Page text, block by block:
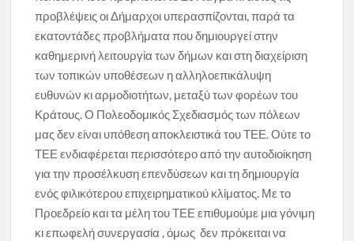
προβλέψεις οι Δήμαρχοι υπερασπίζονται, παρά τα
εκατοντάδες προβλήματα που δημιουργεί στην
καθημερινή λειτουργία των δήμων και στη διαχείριση
των τοπικών υποθέσεων η αλληλοεπικάλυψη
ευθυνών κι αρμοδιοτήτων, μεταξύ των φορέων του
Κράτους. Ο Πολεοδομικός Σχεδιασμός των πόλεων
μας δεν είναι υπόθεση αποκλειστικά του ΤΕΕ. Ούτε το
ΤΕΕ ενδιαφέρεται περισσότερο από την αυτοδιοίκηση
για την προσέλκυση επενδύσεων και τη δημιουργία
ενός φιλικότερου επιχειρηματικού κλίματος. Με το
Προεδρείο και τα μέλη του ΤΕΕ επιθυμούμε μια γόνιμη
κι επωφελή συνεργασία , όμως δεν πρόκειται να